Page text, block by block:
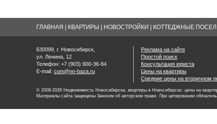
ГЛАВНАЯ КВАРТИРЫ НОВОСТРОЙКИ КОТТЕДЖНЫЕ
630099, г. Новосибирск,
ул. Ленина, 12
Телефон: +7 (903) 900-36-84
E-mail: com@nn-baza.ru
Реклама на сайте
Простой поиск
Консультация юриста
Цены на квартиры
Средние цены на вторичном
© 2008-2026 Недвижимость Новосибирска, квартиры в Новосибирске, цены на
Материалы сайта защищены Законом об авторском праве. При цитировании